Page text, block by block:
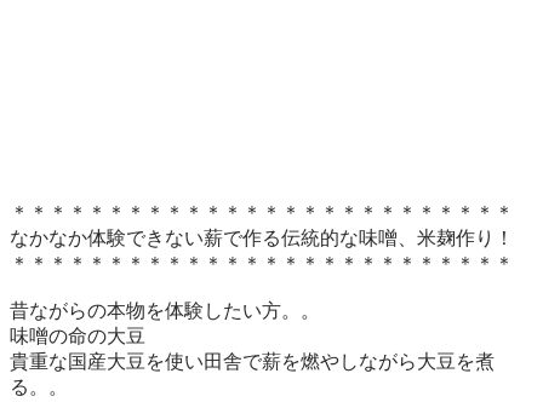
＊＊＊＊＊＊＊＊＊＊＊＊＊＊＊＊＊＊＊＊＊＊＊＊＊＊
なかなか体験できない薪で作る伝統的な味噌、米麹作り！
＊＊＊＊＊＊＊＊＊＊＊＊＊＊＊＊＊＊＊＊＊＊＊＊＊＊
昔ながらの本物を体験したい方。。
味噌の命の大豆
貴重な国産大豆を使い田舎で薪を燃やしながら大豆を煮
る。。